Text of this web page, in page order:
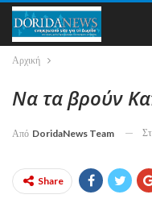
Αρχική
Να τα βρούν
Από DoridaNews Team
Share